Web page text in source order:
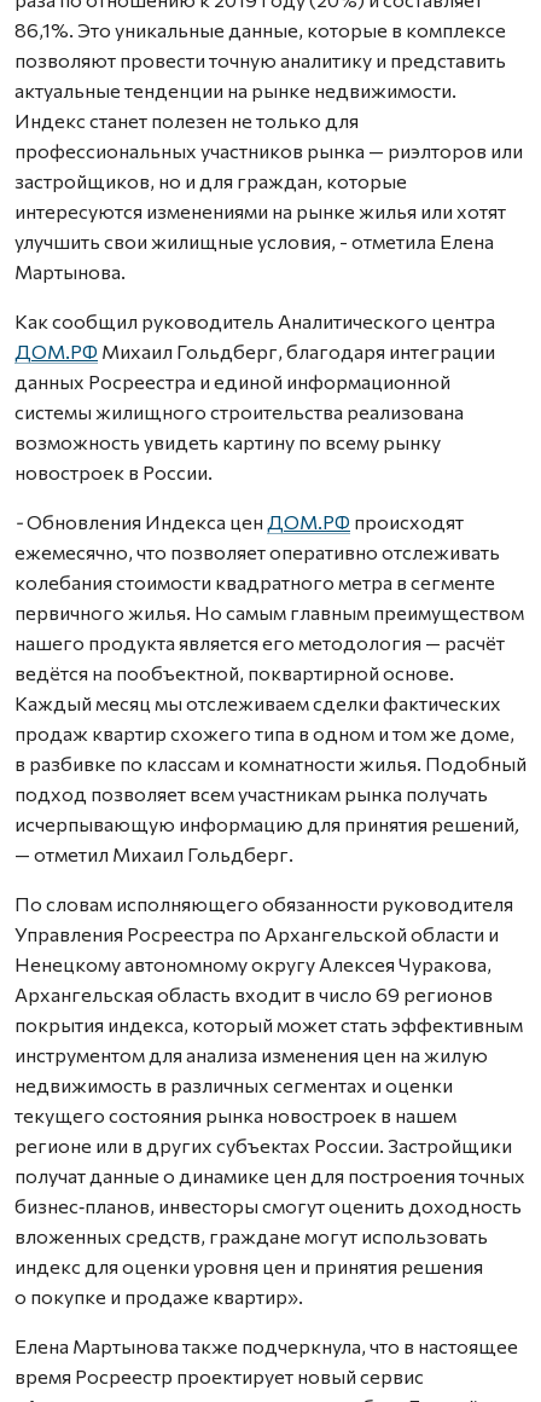
86,1%. Это уникальные данные, которые в комплексе
позволяют провести точную аналитику и представить
актуальные тенденции на рынке недвижимости.
Индекс станет полезен не только для
профессиональных участников рынка — риэлторов или
застройщиков, но и для граждан, которые
интересуются изменениями на рынке жилья или хотят
улучшить свои жилищные условия, - отметила Елена
Мартынова.
Как сообщил руководитель Аналитического центра
ДОМ.РФ Михаил Гольдберг, благодаря интеграции
данных Росреестра и единой информационной
системы жилищного строительства реализована
возможность увидеть картину по всему рынку
новостроек в России.
-Обновления Индекса цен ДОМ.РФ происходят
ежемесячно, что позволяет оперативно отслеживать
колебания стоимости квадратного метра в сегменте
первичного жилья. Но самым главным преимуществом
нашего продукта является его методология — расчёт
ведётся на пообъектной, поквартирной основе.
Каждый месяц мы отслеживаем сделки фактических
продаж квартир схожего типа в одном и том же доме,
в разбивке по классам и комнатности жилья. Подобный
подход позволяет всем участникам рынка получать
исчерпывающую информацию для принятия решений,
— отметил Михаил Гольдберг.
По словам исполняющего обязанности руководителя
Управления Росреестра по Архангельской области и
Ненецкому автономному округу Алексея Чуракова,
Архангельская область входит в число 69 регионов
покрытия индекса, который может стать эффективным
инструментом для анализа изменения цен на жилую
недвижимость в различных сегментах и оценки
текущего состояния рынка новостроек в нашем
регионе или в других субъектах России. Застройщики
получат данные о динамике цен для построения точных
бизнес‑планов, инвесторы смогут оценить доходность
вложенных средств, граждане могут использовать
индекс для оценки уровня цен и принятия решения
о покупке и продаже квартир».
Елена Мартынова также подчеркнула, что в настоящее
время Росреестр проектирует новый сервис